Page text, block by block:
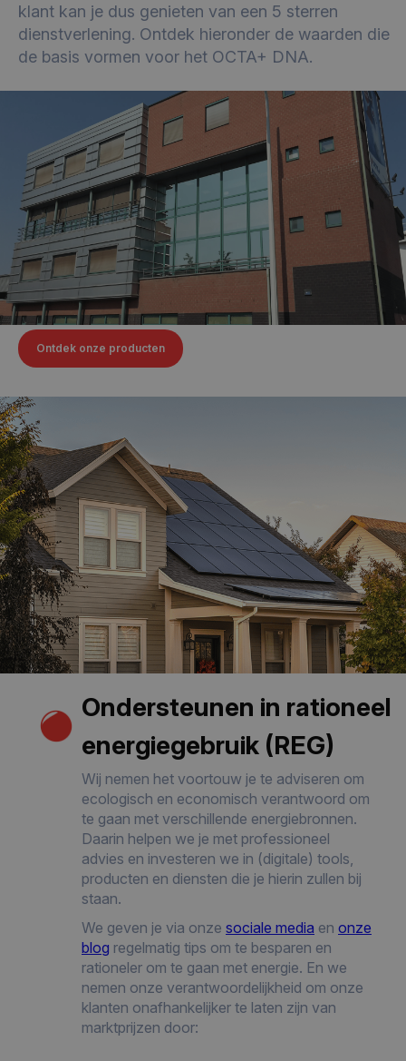
klant kan je dus genieten van een 5 sterren
dienstverlening. Ontdek hieronder de waarden die
de basis vormen voor het OCTA+ DNA.
Ontdek onze producten
Ondersteunen in rationeel
energiegebruik (REG)
Wij nemen het voortouw je te adviseren om
ecologisch en economisch verantwoord om
te gaan met verschillende energiebronnen.
Daarin helpen we je met professioneel
advies en investeren we in (digitale) tools,
producten en diensten die je hierin zullen bij
staan.
We geven je via onze sociale media en onze
blog regelmatig tips om te besparen en
rationeler om te gaan met energie. En we
nemen onze verantwoordelijkheid om onze
klanten onafhankelijker te laten zijn van
marktprijzen door: